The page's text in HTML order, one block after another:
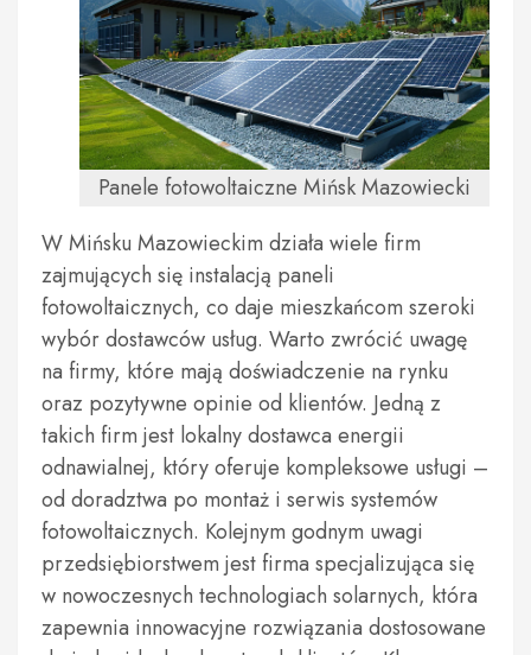
Panele fotowoltaiczne Mińsk Mazowiecki
W Mińsku Mazowieckim działa wiele firm
zajmujących się instalacją paneli
fotowoltaicznych, co daje mieszkańcom szeroki
wybór dostawców usług. Warto zwrócić uwagę
na firmy, które mają doświadczenie na rynku
oraz pozytywne opinie od klientów. Jedną z
takich firm jest lokalny dostawca energii
odnawialnej, który oferuje kompleksowe usługi –
od doradztwa po montaż i serwis systemów
fotowoltaicznych. Kolejnym godnym uwagi
przedsiębiorstwem jest firma specjalizująca się
w nowoczesnych technologiach solarnych, która
zapewnia innowacyjne rozwiązania dostosowane